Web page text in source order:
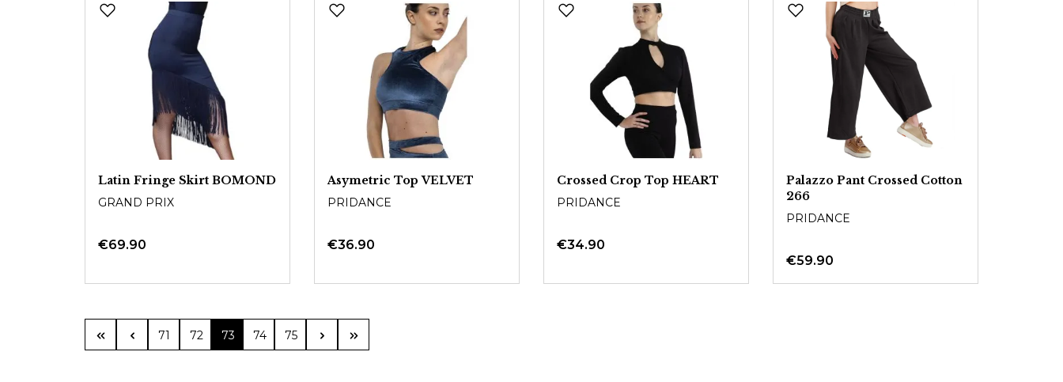
Latin Fringe Skirt BOMOND
GRAND PRIX
€69.90
Asymetric Top VELVET
PRIDANCE
€36.90
Crossed Crop Top HEART
PRIDANCE
€34.90
Palazzo Pant Crossed Cotton
266
PRIDANCE
€59.90
Page
71 Page
72 Page
73 Page
74 Page
75